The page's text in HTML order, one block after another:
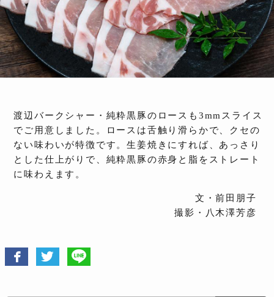
渡辺バークシャー・純粋黒豚のロースも3mmスライス
でご用意しました。ロースは舌触り滑らかで、クセの
ない味わいが特徴です。生姜焼きにすれば、あっさり
とした仕上がりで、純粋黒豚の赤身と脂をストレート
に味わえます。
文・前田朋子
撮影・八木澤芳彦